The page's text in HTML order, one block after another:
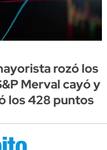
rozó los
Merval cayó y
los 428 puntos